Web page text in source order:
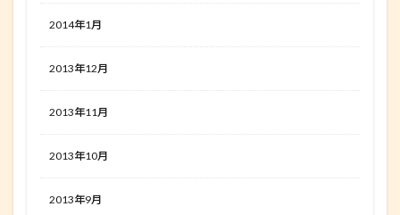
2014年1月
2013年12月
2013年11月
2013年10月
2013年9月